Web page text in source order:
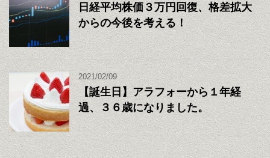
日経平均株価３万円回復、格差拡大
からの今後を考える！
2021/02/09
【誕生日】アラフォーから１年経
過、３６歳になりました。